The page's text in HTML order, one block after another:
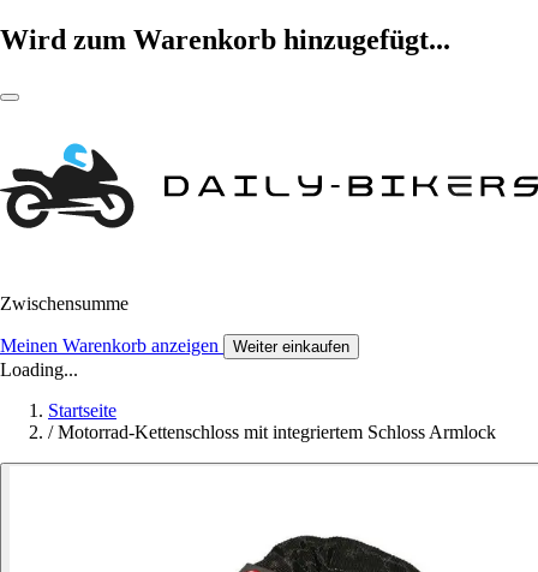
Wird zum Warenkorb hinzugefügt...
Zwischensumme
Meinen Warenkorb anzeigen Weiter einkaufen
Loading...
Startseite
/ Motorrad-Kettenschloss mit integriertem Schloss Armlock